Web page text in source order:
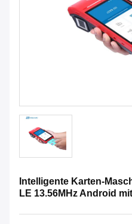
Intelligente Karten-
LE 13.56MHz Android